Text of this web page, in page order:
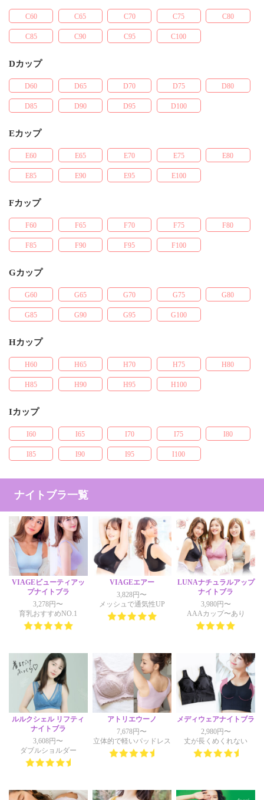
C60 C65 C70 C75 C80
C85 C90 C95 C100
Dカップ
D60 D65 D70 D75 D80
D85 D90 D95 D100
Eカップ
E60 E65 E70 E75 E80
E85 E90 E95 E100
Fカップ
F60 F65 F70 F75 F80
F85 F90 F95 F100
Gカップ
G60 G65 G70 G75 G80
G85 G90 G95 G100
Hカップ
H60 H65 H70 H75 H80
H85 H90 H95 H100
Iカップ
I60 I65 I70 I75 I80
I85 I90 I95 I100
ナイトブラ一覧
VIAGEビューティアッ
プナイトブラ
3,278円〜
育乳おすすめNO.1
VIAGEエアー
3,828円〜
メッシュで通気性UP
LUNAナチュラルアップ
ナイトブラ
3,980円〜
AAAカップ〜あり
ルルクシェル リフティ
ナイトブラ
3,608円〜
ダブルショルダー
アトリエウーノ
7,678円〜
立体的で軽いパッドレス
メディウェアナイトブラ
2,980円〜
丈が長くめくれない